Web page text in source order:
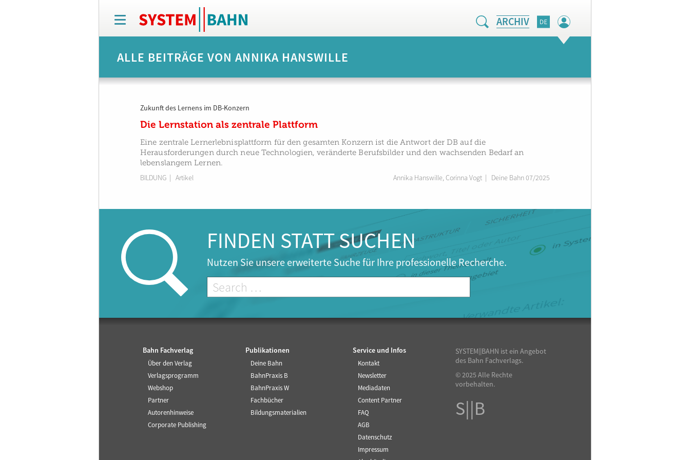
T
o
g
l
n
ARCHIV
ALLE BEITRÄGE VON ANNIKA HANSWILLE
Zukunft des Lernens im DB-Konzern
Die Lernstation als zentrale Plattform
Eine zentrale Lernerlebnisplattform für den gesamten Konzern ist die Antwort der DB auf die
Herausforderungen durch neue Technologien, veränderte Berufsbilder und den wachsenden Bedarf an
lebenslangem Lernen.
BILDUNG | Artikel Annika Hanswille,Corinna Vogt Deine Bahn 07/2025
FINDEN STATT SUCHEN
Nutzen Sie unsere erweiterte Suche für Ihre professionelle Recherche.
Bahn Fachverlag
Über den Verlag
Verlagsprogramm
Webshop
Partner
Autorenhinweise
Corporate Publishing
Publikationen
Deine Bahn
BahnPraxis B
BahnPraxis W
Fachbücher
Bildungsmaterialien
Service und Infos
Kontakt
Newsletter
Mediadaten
Content Partner
FAQ
AGB
Datenschutz
Impressum
SYSTEM||BAHN ist ein Angebot
des Bahn Fachverlags.
© 2025 Alle Rechte
vorbehalten.
S||B